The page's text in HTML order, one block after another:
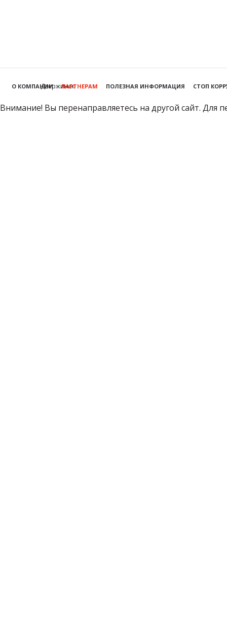
Дзержинск
О КОМПАНИИ ПАРТНЕРАМ ПОЛЕЗНАЯ ИНФОРМАЦИЯ СТОП
Внимание! Вы перенаправляетесь на другой сайт. Для